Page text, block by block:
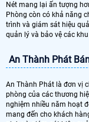
Nét mang lại ấn tượng
Phòng còn có khả năng
trình và giám sát hiệu
quản lý và bảo vệ các
An Thành Phát
An Thành Phát là đơn vị
phòng của các thương
nghiệm nhiều năm hoạt
mang đến cho khách